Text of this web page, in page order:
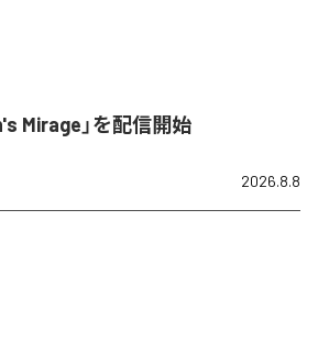
Mirage」を配信開始
2026.8.8